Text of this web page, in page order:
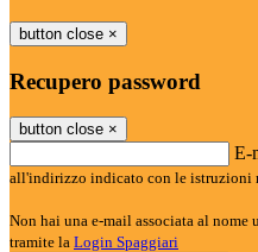
button close ×
Recupero password
button close ×
E-
all'indirizzo indicato con le istruzioni
Non hai una e-mail associata al nome
tramite la Login Spaggiari